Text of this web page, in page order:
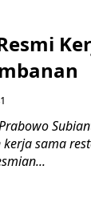
Prabowo
sama